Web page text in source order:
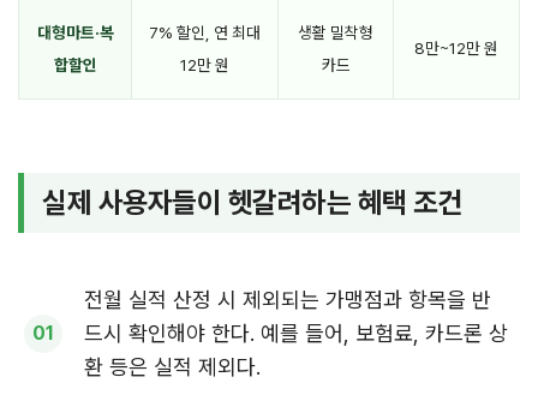
대형마트·복
합할인
7% 할인, 연 최대
12만 원
생활 밀착형
카드
8만~12만 원
실제 사용자들이 헷갈려하는 혜택 조건
전월 실적 산정 시 제외되는 가맹점과 항목을 반
드시 확인해야 한다. 예를 들어, 보험료, 카드론 상
환 등은 실적 제외다.